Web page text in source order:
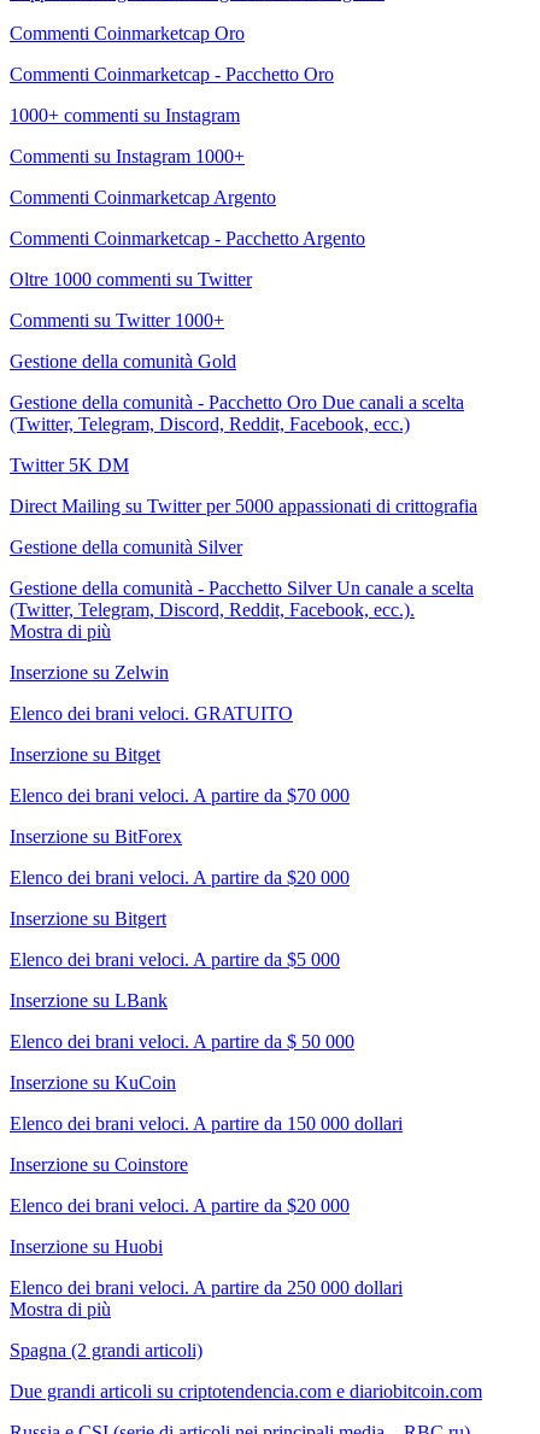
Commenti Coinmarketcap Oro
Commenti Coinmarketcap - Pacchetto Oro
1000+ commenti su Instagram
Commenti su Instagram 1000+
Commenti Coinmarketcap Argento
Commenti Coinmarketcap - Pacchetto Argento
Oltre 1000 commenti su Twitter
Commenti su Twitter 1000+
Gestione della comunità Gold
Gestione della comunità - Pacchetto Oro Due canali a scelta
(Twitter, Telegram, Discord, Reddit, Facebook, ecc.)
Twitter 5K DM
Direct Mailing su Twitter per 5000 appassionati di crittografia
Gestione della comunità Silver
Gestione della comunità - Pacchetto Silver Un canale a scelta
(Twitter, Telegram, Discord, Reddit, Facebook, ecc.).
Mostra di più
Inserzione su Zelwin
Elenco dei brani veloci. GRATUITO
Inserzione su Bitget
Elenco dei brani veloci. A partire da $70 000
Inserzione su BitForex
Elenco dei brani veloci. A partire da $20 000
Inserzione su Bitgert
Elenco dei brani veloci. A partire da $5 000
Inserzione su LBank
Elenco dei brani veloci. A partire da $ 50 000
Inserzione su KuCoin
Elenco dei brani veloci. A partire da 150 000 dollari
Inserzione su Coinstore
Elenco dei brani veloci. A partire da $20 000
Inserzione su Huobi
Elenco dei brani veloci. A partire da 250 000 dollari
Mostra di più
Spagna (2 grandi articoli)
Due grandi articoli su criptotendencia.com e diariobitcoin.com